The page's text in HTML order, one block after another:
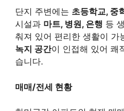
단지 주변에는 초등학교, 중
시설과 마트, 병원, 은행 등
춰져 있어 편리한 생활이 가
녹지 공간이 인접해 있어 쾌
습니다.
매매/전세 현황